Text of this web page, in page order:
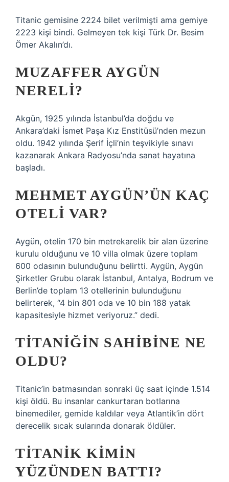
Titanic gemisine 2224 bilet verilmişti ama gemiye
2223 kişi bindi. Gelmeyen tek kişi Türk Dr. Besim
Ömer Akalın’dı.
MUZAFFER AYGÜN
NERELI?
Akgün, 1925 yılında İstanbul’da doğdu ve
Ankara’daki İsmet Paşa Kız Enstitüsü’nden mezun
oldu. 1942 yılında Şerif İçli’nin teşvikiyle sınavı
kazanarak Ankara Radyosu’nda sanat hayatına
başladı.
MEHMET AYGÜN’ÜN KAÇ
OTELI VAR?
Aygün, otelin 170 bin metrekarelik bir alan üzerine
kurulu olduğunu ve 10 villa olmak üzere toplam
600 odasının bulunduğunu belirtti. Aygün, Aygün
Şirketler Grubu olarak İstanbul, Antalya, Bodrum ve
Berlin’de toplam 13 otellerinin bulunduğunu
belirterek, “4 bin 801 oda ve 10 bin 188 yatak
kapasitesiyle hizmet veriyoruz.” dedi.
TITANIĞIN SAHIBINE NE
OLDU?
Titanic’in batmasından sonraki üç saat içinde 1.514
kişi öldü. Bu insanlar cankurtaran botlarına
binemediler, gemide kaldılar veya Atlantik’in dört
derecelik sıcak sularında donarak öldüler.
TITANIK KIMIN
YÜZÜNDEN BATTI?